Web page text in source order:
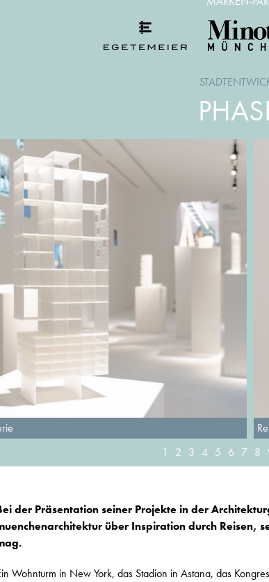
1
2 3 4 5 6 7 8
der Präsentation seiner Projekte in der
über Inspiration durch Reisen,
Wohnturm in New York, das Stadion in Astana, das